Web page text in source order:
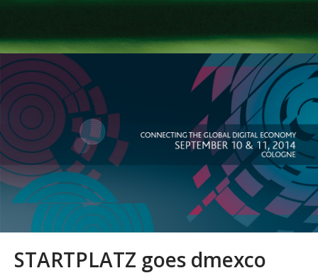
STARTPLATZ goes dmexco